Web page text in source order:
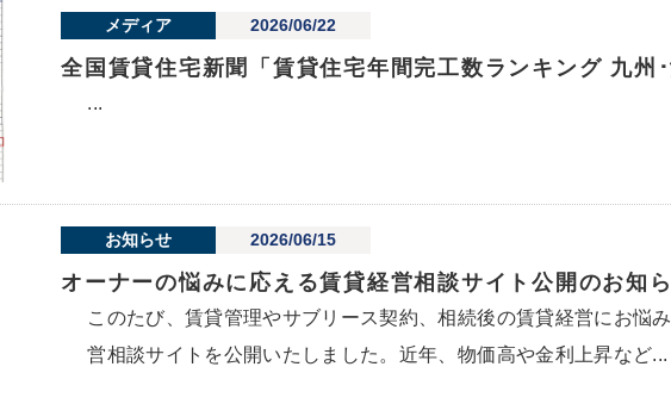
メディア 2026/06/22
全国賃貸住宅新聞「賃貸住宅年間完工数ランキング 九州
...
お知らせ 2026/06/15
オーナーの悩みに応える賃貸経営相談サイト公開のお知
このたび、賃貸管理やサブリース契約、相続後の賃貸経営にお悩
営相談サイトを公開いたしました。近年、物価高や金利上昇など...